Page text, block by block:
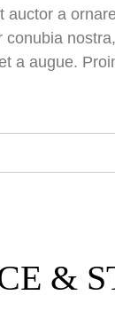
auctor a
conubia
a augue.
&